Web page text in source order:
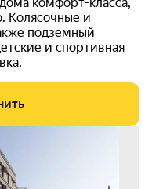
Колясочные и
подземный
и спортивная